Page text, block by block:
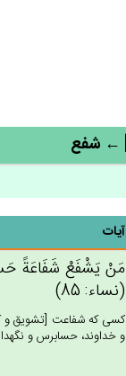
آیات
مَنْ‌ يَشْفَع‌ْ شَفَاعَة‌ً
(نساء: 85)
كسى كه شفاعت [تشويق و
و خداوند، حسابرس و